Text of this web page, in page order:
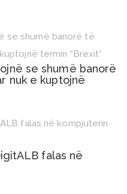
se shumë banorë
nuk e kuptojnë
falas në